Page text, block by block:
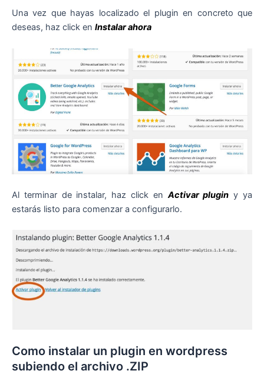
Una vez que hayas localizado el plugin en concreto que
deseas, haz click en Instalar ahora
Al terminar de instalar, haz click enActivar plugin y ya
estarás listo para comenzar a configurarlo.
Como instalar un plugin en wordpress
subiendo el archivo .ZIP